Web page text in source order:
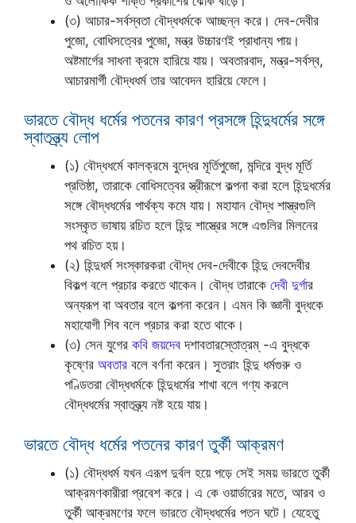
(৩) আচার-সর্বস্বতা বৌদ্ধধর্মকে আচ্ছন্ন করে। দেব-দেবীর
পুজো, বোধিসত্বের পুজো, মন্ত্র উচ্চারণই প্রাধান্য পায়।
অষ্টমার্গের সাধনা ক্রমে হারিয়ে যায়। অবতারবাদ, মন্ত্র-সর্বস্ব,
আচারমার্গী বৌদ্ধধর্ম তার আবেদন হারিয়ে ফেলে।
ভারতে বৌদ্ধ ধর্মের পতনের কারণ প্রসঙ্গে হিন্দুধর্মের সঙ্গে
স্বাতন্ত্র্য লোপ
(১) বৌদ্ধধর্মে কালক্রমে বুদ্ধের মূর্তিপুজো, মন্দিরে বুদ্ধ মূর্তি
প্রতিষ্ঠা, তারাকে বোধিসত্বের স্ত্রীরূপে কল্পনা করা হলে হিন্দুধর্মের
সঙ্গে বৌদ্ধধর্মের পার্থক্য কমে যায়। মহাযান বৌদ্ধ শাস্ত্রগুলি
সংস্কৃত ভাষায় রচিত হলে হিন্দু শাস্ত্রের সঙ্গে এগুলির মিলনের
পথ রচিত হয়।
(২) হিন্দুধর্ম সংস্কারকরা বৌদ্ধ দেব-দেবীকে হিন্দু দেবদেবীর
বিকল্প বলে প্রচার করতে থাকেন। বৌদ্ধ তারাকে দেবী দুর্গার
অন্যরূপ বা অবতার বলে কল্পনা করেন। এমন কি জ্ঞানী বুদ্ধকে
মহাযোগী শিব বলে প্রচার করা হতে থাকে।
(৩) সেন যুগের কবি জয়দেব দশাবতারস্তোত্রম্ -এ বুদ্ধকে
কৃষ্ণের অবতার বলে বর্ণনা করেন। সুতরাং হিন্দু ধর্মগুরু ও
পণ্ডিতরা বৌদ্ধধর্মকে হিন্দুধর্মের শাখা বলে গণ্য করলে
বৌদ্ধধর্মের স্বাতন্ত্র্য নষ্ট হয়ে যায়।
ভারতে বৌদ্ধ ধর্মের পতনের কারণ তুর্কী আক্রমণ
(১) বৌদ্ধধর্ম যখন এরূপ দুর্বল হয়ে পড়ে সেই সময় ভারতে তুর্কী
আক্রমণকারীরা প্রবেশ করে। এ কে ওয়ার্ডারের মতে, আরব ও
তুর্কী আক্রমণের ফলে ভারতে বৌদ্ধধর্মের পতন ঘটে। যেহেতু